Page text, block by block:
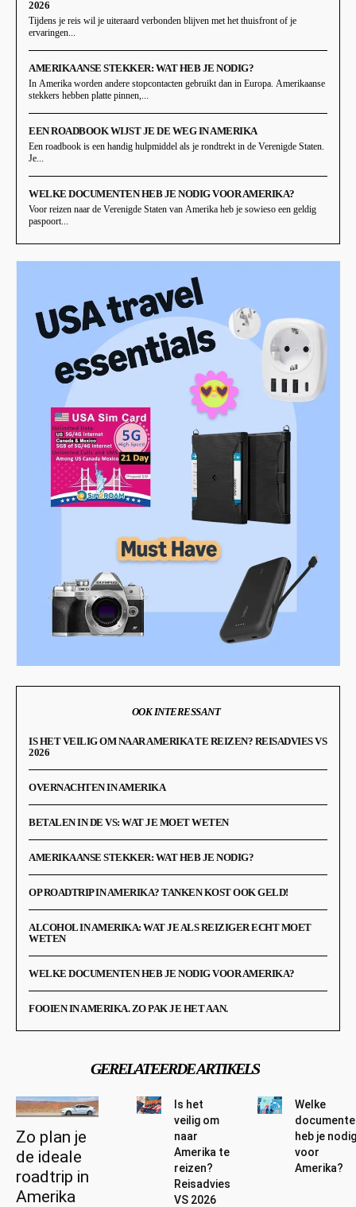
2026
Tijdens je reis wil je uiteraard verbonden blijven met het thuisfront of je
ervaringen...
AMERIKAANSE STEKKER: WAT HEB JE NODIG?
In Amerika worden andere stopcontacten gebruikt dan in Europa. Amerikaanse
stekkers hebben platte pinnen,...
EEN ROADBOOK WIJST JE DE WEG IN AMERIKA
Een roadbook is een handig hulpmiddel als je rondtrekt in de Verenigde Staten.
Je...
WELKE DOCUMENTEN HEB JE NODIG VOOR AMERIKA?
Voor reizen naar de Verenigde Staten van Amerika heb je sowieso een geldig
paspoort...
OOK INTERESSANT
IS HET VEILIG OM NAAR AMERIKA TE REIZEN? REISADVIES VS
2026
OVERNACHTEN IN AMERIKA
BETALEN IN DE VS: WAT JE MOET WETEN
AMERIKAANSE STEKKER: WAT HEB JE NODIG?
OP ROADTRIP IN AMERIKA? TANKEN KOST OOK GELD!
ALCOHOL IN AMERIKA: WAT JE ALS REIZIGER ECHT MOET
WETEN
WELKE DOCUMENTEN HEB JE NODIG VOOR AMERIKA?
FOOIEN IN AMERIKA. ZO PAK JE HET AAN.
GERELATEERDE ARTIKELS
Zo plan je
de ideale
roadtrip in
Amerika
Is het
veilig om
naar
Amerika te
reizen?
Reisadvies
VS 2026
Welke
heb je
voor
Amerika?